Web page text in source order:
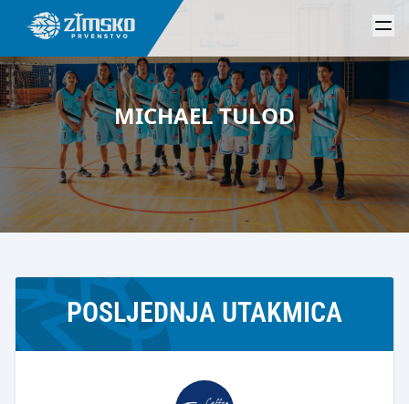
MICHAEL TULOD
POSLJEDNJA UTAKMICA